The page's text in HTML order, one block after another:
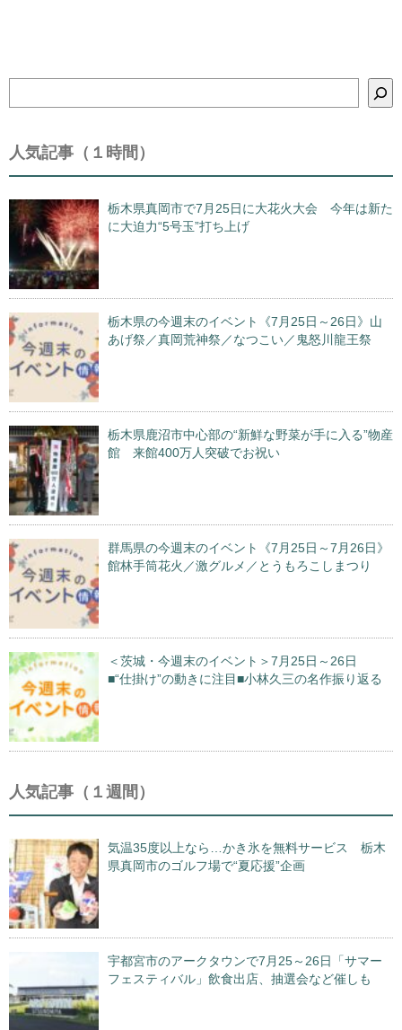
索
人気記事（１時間）
栃木県真岡市で7月25日に大花火大会 今年は新た
に大迫力“5号玉”打ち上げ
栃木県の今週末のイベント《7月25日～26日》山
あげ祭／真岡荒神祭／なつこい／鬼怒川龍王祭
栃木県鹿沼市中心部の“新鮮な野菜が手に入る”物産
館 来館400万人突破でお祝い
群馬県の今週末のイベント《7月25日～7月26日》
館林手筒花火／激グルメ／とうもろこしまつり
＜茨城・今週末のイベント＞7月25日～26日
■“仕掛け”の動きに注目■小林久三の名作振り返る
人気記事（１週間）
気温35度以上なら…かき氷を無料サービス 栃木
県真岡市のゴルフ場で“夏応援”企画
宇都宮市のアークタウンで7月25～26日「サマー
フェスティバル」飲食出店、抽選会など催しも